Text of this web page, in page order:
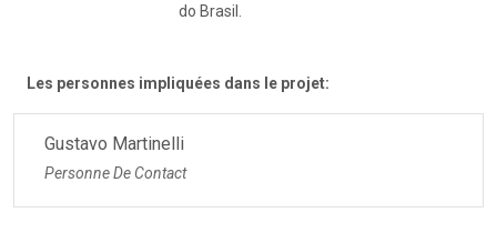
do Brasil.
Les personnes impliquées dans le projet:
Gustavo Martinelli
Personne De Contact